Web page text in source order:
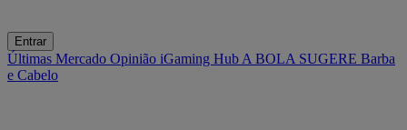
Entrar
Últimas Mercado Opinião iGaming Hub A BOLA SUGERE Barba
e Cabelo